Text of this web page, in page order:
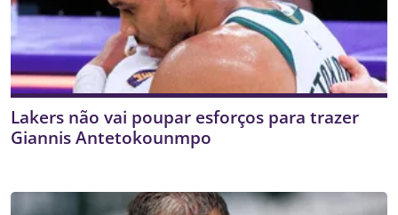
Lakers não vai poupar esforços para trazer
Giannis Antetokounmpo